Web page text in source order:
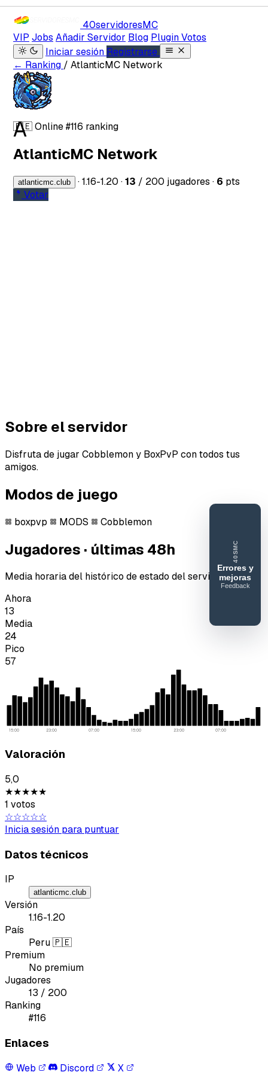
40servidoresMC
VIP Jobs Añadir Servidor Blog Plugin Votos
Iniciar sesión Registrarse
← Ranking / AtlanticMC Network
A
🇵🇪Online#116 ranking
AtlanticMC Network
atlanticmc.club ·1.16-1.20 ·13 / 200 jugadores · 6 pts
Votar
Sobre el servidor
Disfruta de jugar Cobblemon y BoxPvP con todos tus
amigos.
Modos de juego
boxpvp MODS Cobblemon
Jugadores · últimas 48h
Media horaria del histórico de estado del servidor.
Ahora
13
Media
24
Pico
57
15:00 23:00 07:00 15:00 23:00 07:00
Valoración
5,0
★★★★★
1 votos
☆☆☆☆☆
Inicia sesión para puntuar
Datos técnicos
IP
atlanticmc.club
Versión
1.16-1.20
País
Peru 🇵🇪
Premium
No premium
Jugadores
13 / 200
Ranking
#116
Enlaces
Web Discord X
40SMC
Errores y
mejoras
Feedback